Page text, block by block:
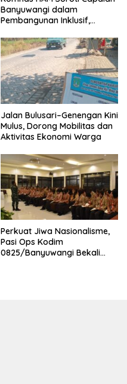
Banyuwangi dalam
Pembangunan Inklusif,
Nasional
Jalan Bulusari–Genengan Kini
Mulus, Dorong Mobilitas dan
Aktivitas Ekonomi Warga
Perkuat Jiwa Nasionalisme,
Pasi Ops Kodim
0825/Banyuwangi Bekali